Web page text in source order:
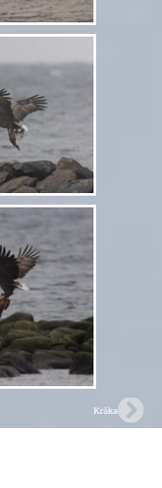
Kråka